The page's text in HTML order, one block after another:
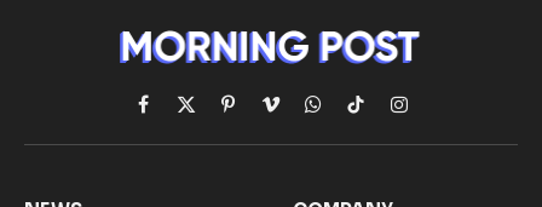
Facebook
X
(Twitter)
Pinterest
VimeoWhatsApp
TikTokInstagram